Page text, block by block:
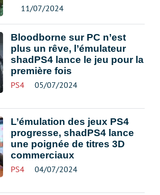
11/07/2024
Bloodborne sur PC n’est
plus un rêve, l’émulateur
shadPS4 lance le jeu pour la
première fois
PS4 05/07/2024
L’émulation des jeux PS4
progresse, shadPS4 lance
une poignée de titres 3D
commerciaux
PS4 04/07/2024